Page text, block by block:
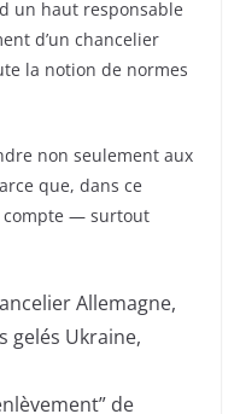
un haut responsable
d’un chancelier
la notion de normes
non seulement aux
que, dans ce
compte — surtout
Allemagne,
gelés Ukraine,
de